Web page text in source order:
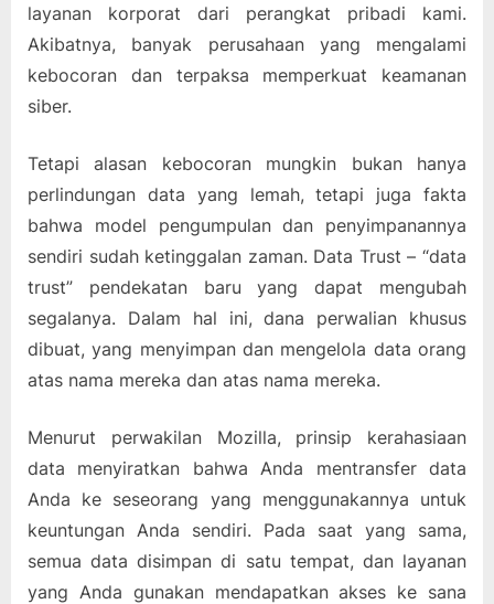
layanan korporat dari perangkat pribadi kami.
Akibatnya, banyak perusahaan yang mengalami
kebocoran dan terpaksa memperkuat keamanan
siber.
Tetapi alasan kebocoran mungkin bukan hanya
perlindungan data yang lemah, tetapi juga fakta
bahwa model pengumpulan dan penyimpanannya
sendiri sudah ketinggalan zaman. Data Trust – “data
trust” pendekatan baru yang dapat mengubah
segalanya. Dalam hal ini, dana perwalian khusus
dibuat, yang menyimpan dan mengelola data orang
atas nama mereka dan atas nama mereka.
Menurut perwakilan Mozilla, prinsip kerahasiaan
data menyiratkan bahwa Anda mentransfer data
Anda ke seseorang yang menggunakannya untuk
keuntungan Anda sendiri. Pada saat yang sama,
semua data disimpan di satu tempat, dan layanan
yang Anda gunakan mendapatkan akses ke sana